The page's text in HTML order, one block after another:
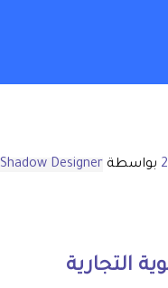
بواسطة Shadow Designer
التجارية